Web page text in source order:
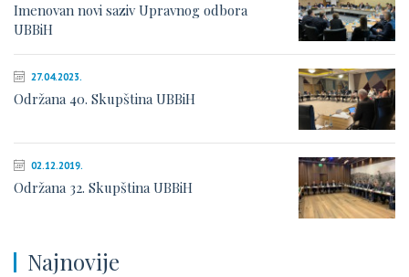
Imenovan novi saziv Upravnog odbora
UBBiH
27.04.2023.
Održana 40. Skupština UBBiH
02.12.2019.
Održana 32. Skupština UBBiH
Najnovije